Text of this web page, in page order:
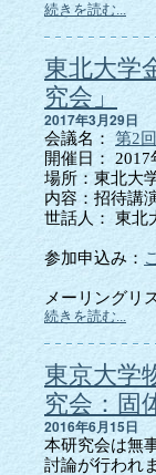
続きを読む...
東北大学
究会」
2017年3月29日
会議名： 第2
開催日： 2017
場所：東北大
内容：招待講
世話人： 東
参加申込み：
メーリングリ
続きを読む...
東京大学
究会：固
2016年6月15日
本研究会は無
討論が行われ